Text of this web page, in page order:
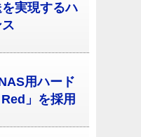
実現するハ
用ハード
」を採用